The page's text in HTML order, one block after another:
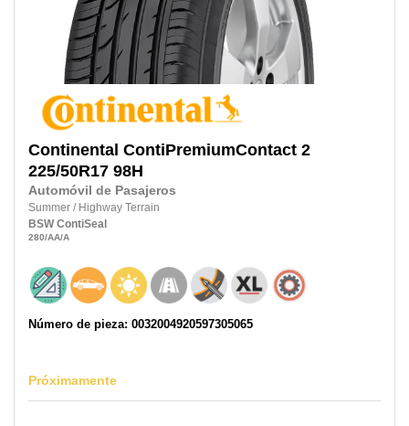
Continental ContiPremiumContact 2
225/50R17 98H
Automóvil de Pasajeros
Summer / Highway Terrain
BSW ContiSeal
280/AA/A
Número de pieza: 0032004920597305065
Próximamente